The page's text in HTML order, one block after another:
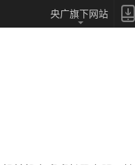

央广旗下网站